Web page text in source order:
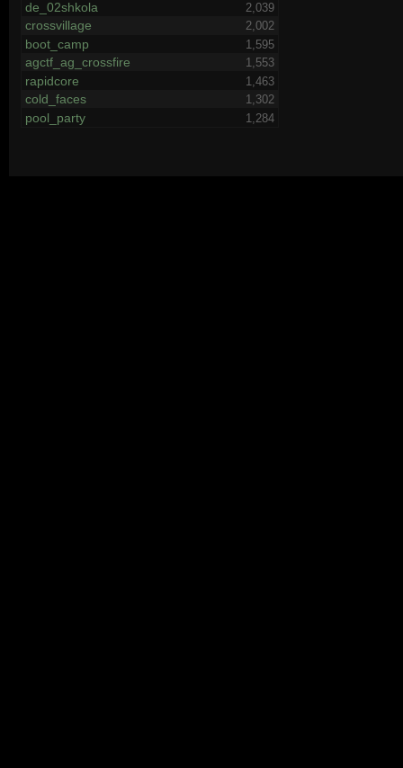
de_02shkola 2,039
crossvillage 2,002
boot_camp 1,595
agctf_ag_crossfire 1,553
rapidcore 1,463
cold_faces 1,302
pool_party 1,284